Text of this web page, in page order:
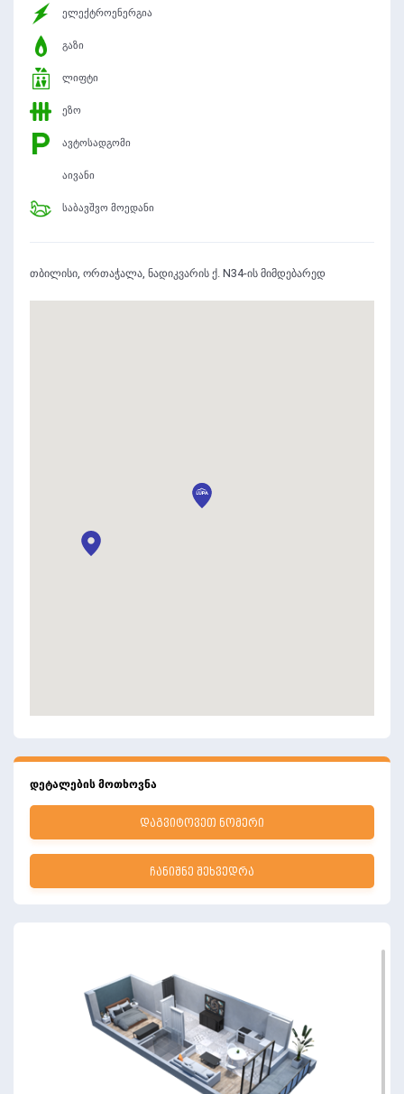
ელექტროენერგია
გაზი
ლიფტი
ეზო
ავტოსადგომი
აივანი
საბავშვო მოედანი
თბილისი, ორთაჭალა, ნადიკვარის ქ. N34-ის მიმდებარედ
დეტალების მოთხოვნა
ᲓᲐᲒᲕᲘᲢᲝᲕᲔᲗ ᲜᲝᲛᲔᲠᲘ
ᲩᲐᲜᲘᲨᲜᲔ ᲨᲔᲮᲕᲔᲓᲠᲐ